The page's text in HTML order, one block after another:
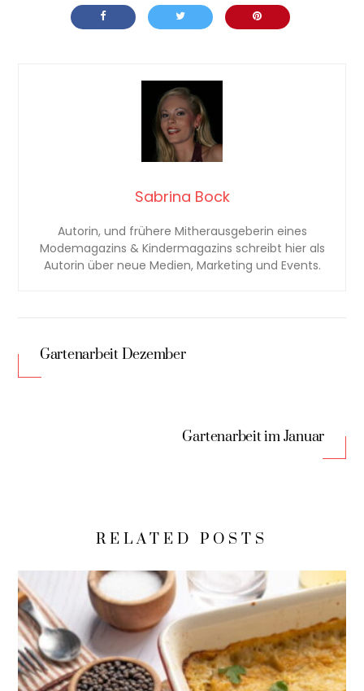
Sabrina Bock
Autorin, und frühere Mitherausgeberin eines
Modemagazins & Kindermagazins schreibt hier als
Autorin über neue Medien, Marketing und Events.
Gartenarbeit Dezember
Gartenarbeit im Januar
RELATED POSTS